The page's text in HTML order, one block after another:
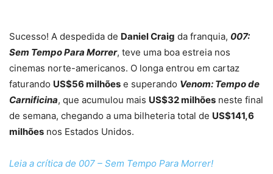
Sucesso! A despedida de Daniel Craig da franquia, 007:
Sem Tempo Para Morrer, teve uma boa estreia nos
cinemas norte-americanos. O longa entrou em cartaz
faturando US$56 milhões e superando Venom: Tempo de
Carnificina, que acumulou mais US$32 milhões neste final
de semana, chegando a uma bilheteria total de US$141,6
milhões nos Estados Unidos.
Leia a crítica de 007 – Sem Tempo Para Morrer!